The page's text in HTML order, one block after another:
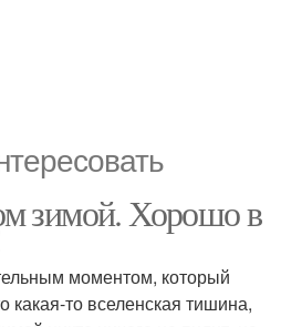
зимой. Хорошо в
моментом, который
какая-то вселенская тишина,